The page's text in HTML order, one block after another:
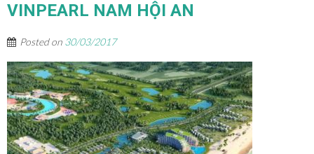
VINPEARL NAM HỘI AN
Posted on 30/03/2017